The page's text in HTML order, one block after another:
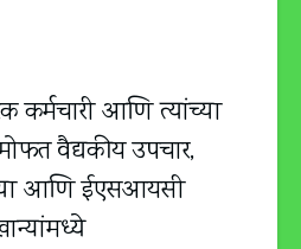
कर्मचारी आणि त्यांच्या
वैद्यकीय उपचार,
आणि ईएसआयसी